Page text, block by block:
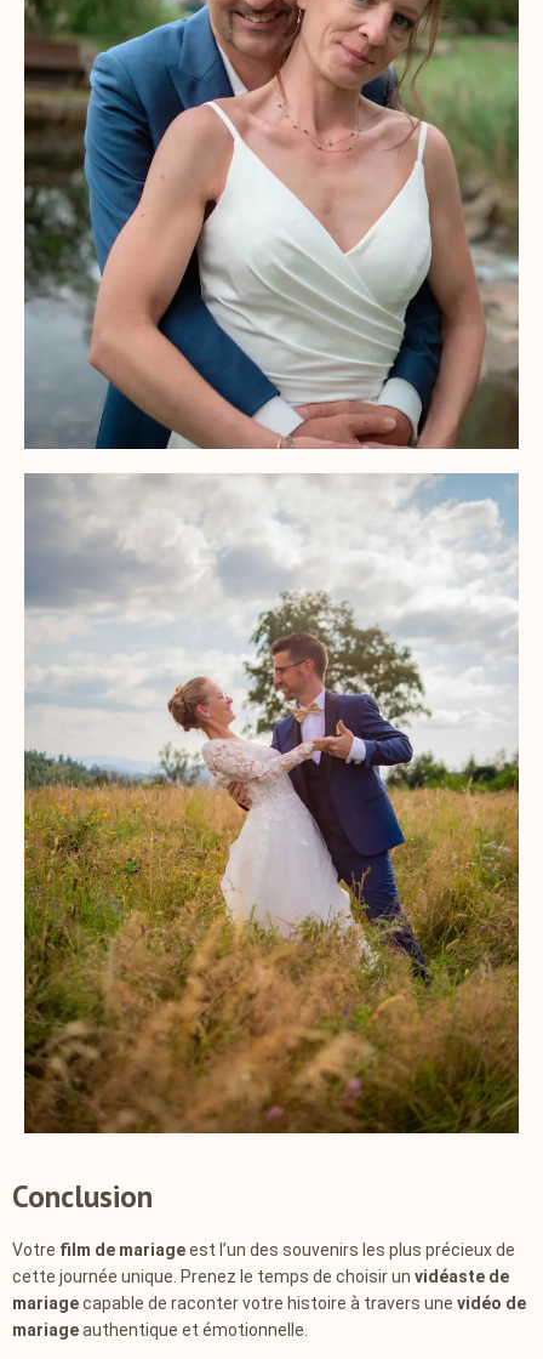
Conclusion
Votre film de mariageest l’un des souvenirs les plus précieux de
cette journée unique. Prenez le temps de choisir un vidéaste de
mariagecapable de raconter votre histoire à travers une vidéo de
mariageauthentique et émotionnelle.